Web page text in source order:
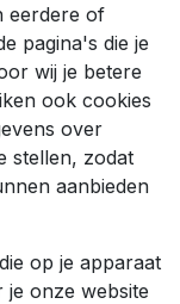
eerdere of
pagina's die je
wij je betere
ook cookies
over
stellen, zodat
aanbieden
op je apparaat
onze website